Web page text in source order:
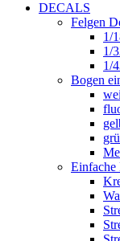
DECALS
Felgen
1/
1/
1/
Bogen
Einfache